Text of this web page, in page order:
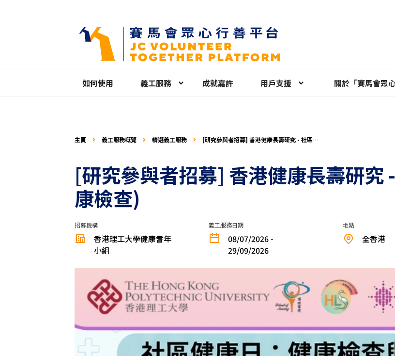
如何使用 義工服務 成就嘉許 用戶支援 關於「賽馬會眾心
主頁 義工服務概覽 精選義工服務
[研究參與者招募] 香港健康長壽研究 - 社區健
[研究參與者招募] 香港健康長壽研究
康檢查)
招募機構
香港理工大學健康耆年
小組
義工服務日期
08/07/2026 -
29/09/2026
地點
全香港